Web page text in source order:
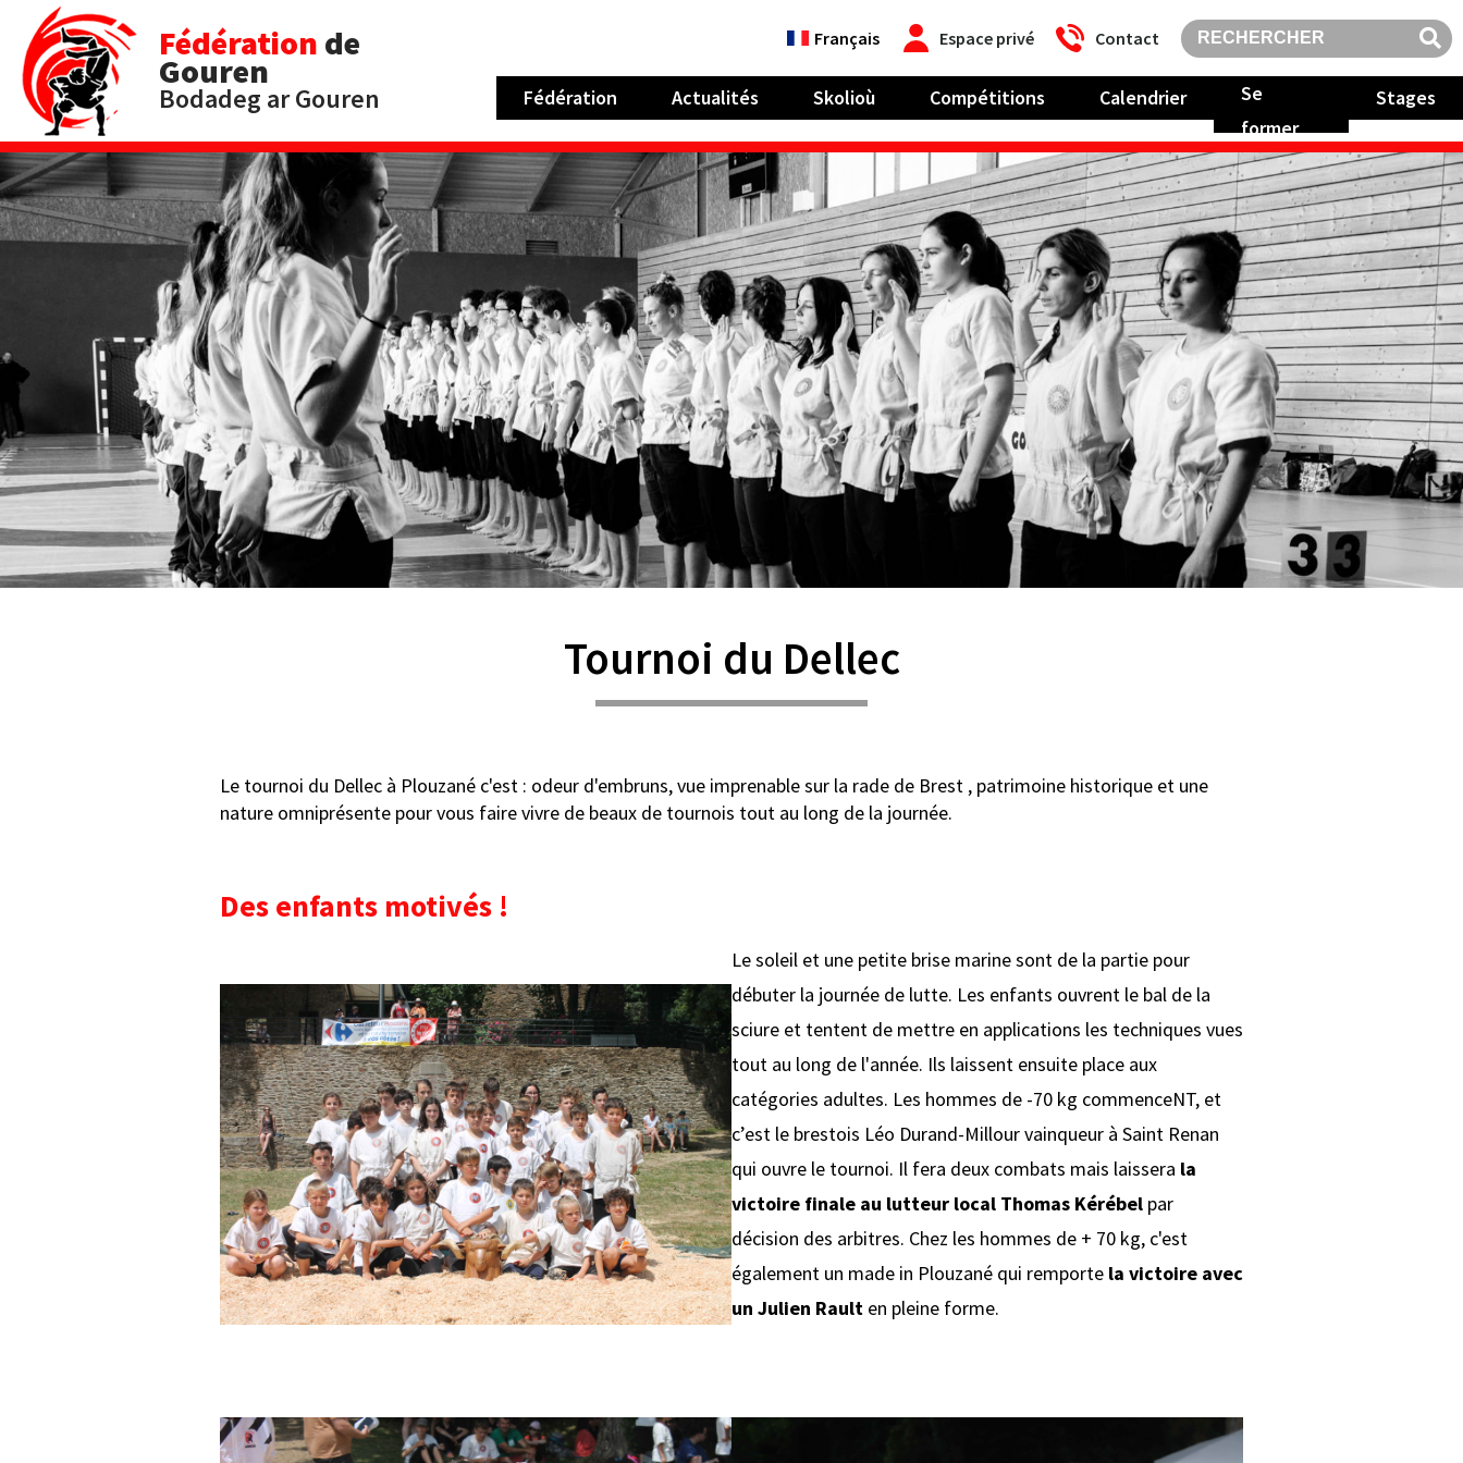
Fédération de
Gouren
Bodadeg ar Gouren
Français Espace privé Contact
Fédération Actualités Skolioù Compétitions Calendrier
Se
former
Stages
Tournoi du Dellec
Le tournoi du Dellec à Plouzané c'est : odeur d'embruns, vue imprenable sur la rade de Brest , patrimoine historique et une
nature omniprésente pour vous faire vivre de beaux de tournois tout au long de la journée.
Des enfants motivés !
Le soleil et une petite brise marine sont de la partie pour
débuter la journée de lutte. Les enfants ouvrent le bal de la
sciure et tentent de mettre en applications les techniques vues
tout au long de l'année. Ils laissent ensuite place aux
catégories adultes. Les hommes de -70 kg commenceNT, et
c’est le brestois Léo Durand-Millour vainqueur à Saint Renan
qui ouvre le tournoi. Il fera deux combats mais laissera la
victoire finale au lutteur local Thomas Kérébel par
décision des arbitres. Chez les hommes de + 70 kg, c'est
également un made in Plouzané qui remporte la victoire avec
un Julien Rault en pleine forme.